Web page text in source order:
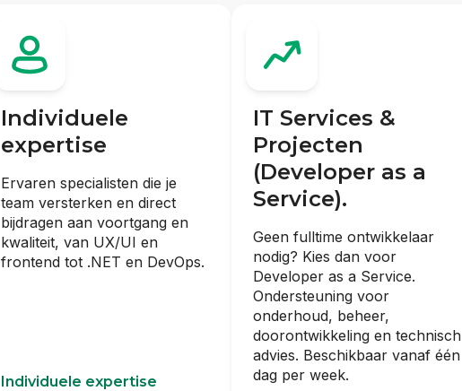
Individuele
expertise
Ervaren specialisten die je
team versterken en direct
bijdragen aan voortgang en
kwaliteit, van UX/UI en
frontend tot .NET en DevOps.
Individuele expertise
IT Services &
Projecten
(Developer as a
Service).
Geen fulltime ontwikkelaar
nodig? Kies dan voor
Developer as a Service.
Ondersteuning voor
onderhoud, beheer,
doorontwikkeling en technisch
advies. Beschikbaar vanaf één
dag per week.